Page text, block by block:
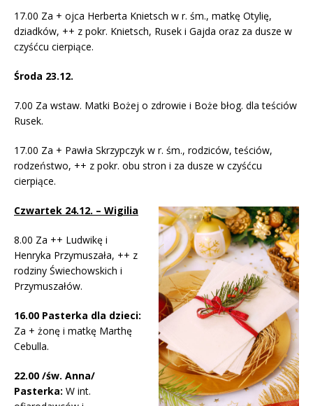
17.00 Za + ojca Herberta Knietsch w r. śm., matkę Otylię,
dziadków, ++ z pokr. Knietsch, Rusek i Gajda oraz za dusze w
czyśćcu cierpiące.
Środa 23.12.
7.00 Za wstaw. Matki Bożej o zdrowie i Boże błog. dla teściów
Rusek.
17.00 Za + Pawła Skrzypczyk w r. śm., rodziców, teściów,
rodzeństwo, ++ z pokr. obu stron i za dusze w czyśćcu
cierpiące.
Czwartek 24.12. – Wigilia
8.00 Za ++ Ludwikę i
Henryka Przymuszała, ++ z
rodziny Świechowskich i
Przymuszałów.
16.00 Pasterka dla dzieci:
Za + żonę i matkę Marthę
Cebulla.
22.00 /św. Anna/
Pasterka: W int.